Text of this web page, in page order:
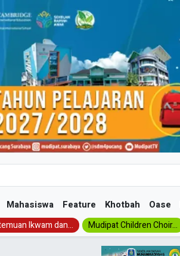
Mahasiswa Feature Khotbah Oase
Ikwam dan... Mudipat Children Choir...